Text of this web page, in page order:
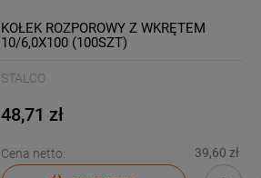
KOŁEK ROZPOROWY Z WKRĘTEM
10/6,0X100 (100SZT)
STALCO
48,71 zł
Cena netto: 39,60 zł